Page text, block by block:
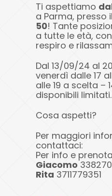
Ti aspettiamo
a Parma, presso il
50! Tante
a tutte le età,
respiro e
Dal 13/09/24 al
venerdì dalle 17
alle 19 a scelta –
disponibili limitati.
Cosa aspetti?
Per maggiori
contattaci:
Per info e
Giacomo
Rita 3711779351